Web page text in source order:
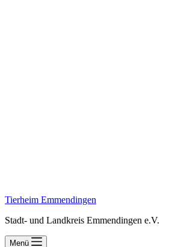
Tierheim Emmendingen
Stadt- und Landkreis Emmendingen e.V.
Menü